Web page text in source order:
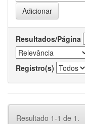
Resultados/Página
Registro(s)
Resultado 1-1 de 1.